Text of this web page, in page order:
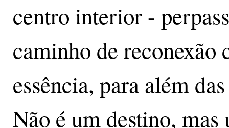
centro interior -
caminho de reconexão
essência, para além
Não é um destino, mas